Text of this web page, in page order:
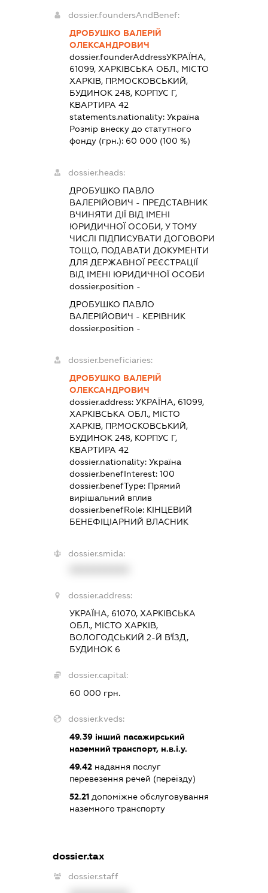
dossier.foundersAndBenef:
ДРОБУШКО ВАЛЕРІЙ
ОЛЕКСАНДРОВИЧ
dossier.founderAddressУКРАЇНА,
61099, ХАРКІВСЬКА ОБЛ., МІСТО
ХАРКІВ, ПР.МОСКОВСЬКИЙ,
БУДИНОК 248, КОРПУС Г,
КВАРТИРА 42
statements.nationality:Україна
Розмір внеску до статутного
фонду (грн.): 60 000 (100 %)
dossier.heads:
ДРОБУШКО ПАВЛО
ВАЛЕРІЙОВИЧ - ПРЕДСТАВНИК
ВЧИНЯТИ ДІЇ ВІД ІМЕНІ
ЮРИДИЧНОЇ ОСОБИ, У ТОМУ
ЧИСЛІ ПІДПИСУВАТИ ДОГОВОРИ
ТОЩО, ПОДАВАТИ ДОКУМЕНТИ
ДЛЯ ДЕРЖАВНОЇ РЕЄСТРАЦІЇ
ВІД ІМЕНІ ЮРИДИЧНОЇ ОСОБИ
dossier.position -
ДРОБУШКО ПАВЛО
ВАЛЕРІЙОВИЧ - КЕРІВНИК
dossier.position -
dossier.beneficiaries:
ДРОБУШКО ВАЛЕРІЙ
ОЛЕКСАНДРОВИЧ
dossier.address:УКРАЇНА, 61099,
ХАРКІВСЬКА ОБЛ., МІСТО
ХАРКІВ, ПР.МОСКОВСЬКИЙ,
БУДИНОК 248, КОРПУС Г,
КВАРТИРА 42
dossier.nationality:Україна
dossier.benefInterest:100
dossier.benefType: Прямий
вирішальний вплив
dossier.benefRole: КІНЦЕВИЙ
БЕНЕФІЦІАРНИЙ ВЛАСНИК
dossier.smida:
dossier.address:
УКРАЇНА, 61070, ХАРКІВСЬКА
ОБЛ., МІСТО ХАРКІВ,
ВОЛОГОДСЬКИЙ 2-Й В'ЇЗД,
БУДИНОК 6
dossier.capital:
60 000 грн.
dossier.kveds:
49.39 інший пасажирський
наземний транспорт, н.в.і.у.
49.42 надання послуг
перевезення речей (переїзду)
52.21 допоміжне обслуговування
наземного транспорту
dossier.tax
dossier.staff